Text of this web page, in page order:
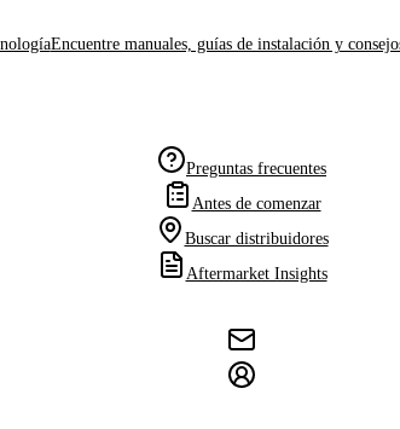
Encuentre manuales, guías de instalación y
Preguntas frecuentes
Antes de comenzar
Buscar distribuidores
Aftermarket Insights